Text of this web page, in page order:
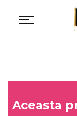
Aceasta